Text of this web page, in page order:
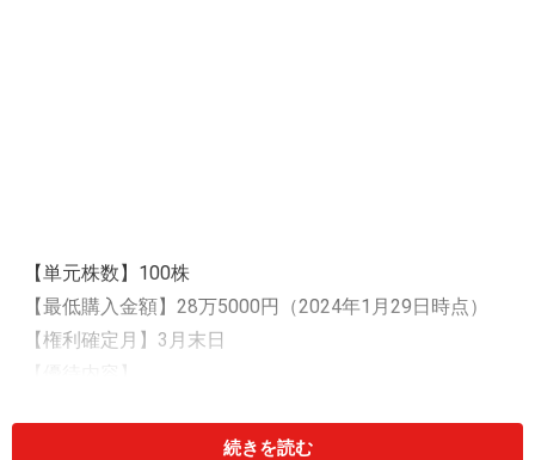
【単元株数】100株
【最低購入金額】28万5000円（2024年1月29日時点）
【権利確定月】3月末日
100株以上1000株未満……3000円相当の自社製品の詰
続きを読む